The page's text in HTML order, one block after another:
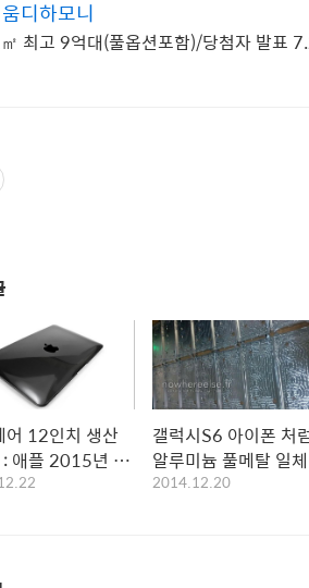
디하모니
최고 9억대(풀옵션포함)/당첨자 발표
어 12인치 생산
: 애플 2015년 맥
루머
갤럭시S6 아이폰 처
알루미늄 풀메탈 일
으로 나온다? 그럼 배터
2014.12.20